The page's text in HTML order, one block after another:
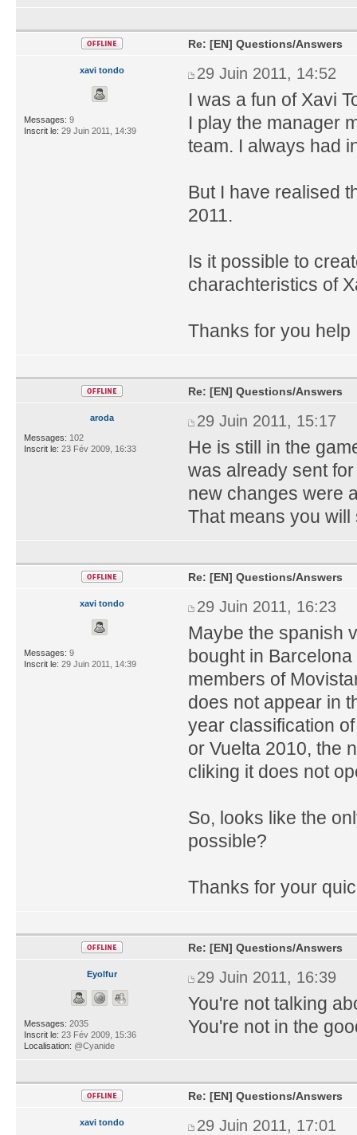
xavi tondo
Messages: 9
Inscrit le: 29 Juin 2011, 14:39
Re: [EN] Questions/Answers
29 Juin 2011, 14:52
I was a fun of Xavi
I play the manager
team. I always had
But I have realised
2011.
Is it possible to
charachteristics of
Thanks for you help
aroda
Messages: 102
Inscrit le: 23 Fév 2009, 16:33
Re: [EN] Questions/Answers
29 Juin 2011, 15:17
He is still in the
was already sent
new changes were
That means you
xavi tondo
Messages: 9
Inscrit le: 29 Juin 2011, 14:39
Re: [EN] Questions/Answers
29 Juin 2011, 16:23
Maybe the spanish
bought in
members of
does not appear in
year classification
or Vuelta 2010, the
cliking it does not
So, looks like the
possible?
Thanks for your
Eyolfur
Messages: 2035
Inscrit le: 23 Fév 2009, 15:36
Localisation: @Cyanide
Re: [EN] Questions/Answers
29 Juin 2011, 16:39
You're not talking
You're not in the
xavi tondo
Re: [EN] Questions/Answers
29 Juin 2011, 17:01